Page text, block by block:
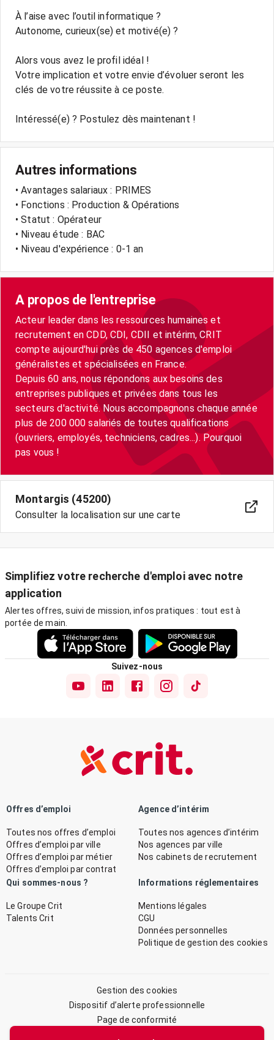
À l’aise avec l’outil informatique ?
Autonome, curieux(se) et motivé(e) ?
Alors vous avez le profil idéal !
Votre implication et votre envie d’évoluer seront les
clés de votre réussite à ce poste.
Intéressé(e) ? Postulez dès maintenant !
Autres informations
• Avantages salariaux : PRIMES
• Fonctions : Production & Opérations
• Statut : Opérateur
• Niveau étude : BAC
• Niveau d'expérience : 0-1 an
A propos de l'entreprise
Acteur leader dans les ressources humaines et
recrutement en CDD, CDI, CDII et intérim, CRIT
compte aujourd'hui près de 450 agences d'emploi
généralistes et spécialisées en France.
Depuis 60 ans, nous répondons aux besoins des
entreprises publiques et privées dans tous les
secteurs d'activité. Nous accompagnons chaque année
plus de 200 000 salariés de toutes qualifications
(ouvriers, employés, techniciens, cadres...). Pourquoi
pas vous !
Montargis (45200)
Consulter la localisation sur une carte
Simplifiez votre recherche d'emploi avec notre
application
Alertes offres, suivi de mission, infos pratiques : tout est à
portée de main.
Suivez-nous
Offres d’emploi
Toutes nos offres d’emploi
Offres d’emploi par ville
Offres d’emploi par métier
Offres d’emploi par contrat
Agence d’intérim
Toutes nos agences d’intérim
Nos agences par ville
Nos cabinets de recrutement
Qui sommes-nous ?
Le Groupe Crit
Talents Crit
Informations réglementaires
Mentions légales
CGU
Données personnelles
Politique de gestion des cookies
Gestion des cookies
Dispositif d’alerte professionnelle
Page de conformité